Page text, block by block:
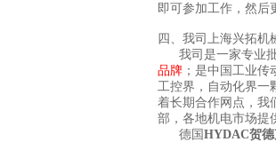
即可参加工作，然后
四、我司上海兴拓机
我司是一家专业批
品牌 ；是中国工业
工控界，自动化界一
着长期合作网点，我
部，各地机电市场提
德国 HYDAC贺